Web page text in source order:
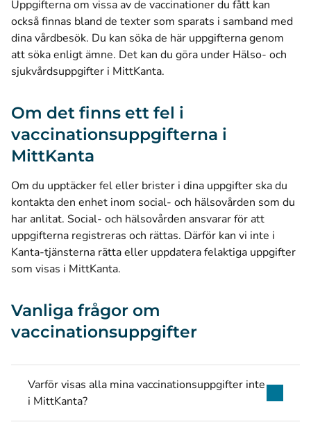
Uppgifterna om vissa av de vaccinationer du fått kan
också finnas bland de texter som sparats i samband med
dina vårdbesök. Du kan söka de här uppgifterna genom
att söka enligt ämne. Det kan du göra under Hälso- och
sjukvårdsuppgifter i MittKanta.
Om det finns ett fel i
vaccinationsuppgifterna i
MittKanta
Om du upptäcker fel eller brister i dina uppgifter ska du
kontakta den enhet inom social- och hälsovården som du
har anlitat. Social- och hälsovården ansvarar för att
uppgifterna registreras och rättas. Därför kan vi inte i
Kanta-tjänsterna rätta eller uppdatera felaktiga uppgifter
som visas i MittKanta.
Vanliga frågor om
vaccinationsuppgifter
Varför visas alla mina vaccinationsuppgifter inte
i MittKanta?